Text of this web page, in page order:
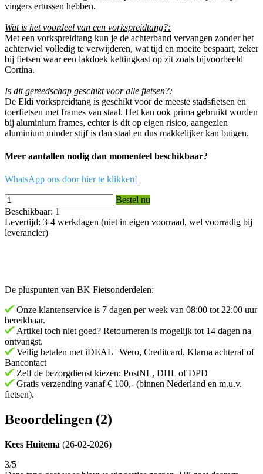
vingers ertussen hebben.
Wat is het voordeel van een vorkspreidtang?:
Met een vorkspreidtang kun je de achterband vervangen zonder het
achterwiel volledig te verwijderen, wat tijd en moeite bespaart, zeker
bij fietsen waar een lakdoek kettingkast op zit zoals bijvoorbeeld
Cortina.
Is dit gereedschap geschikt voor alle fietsen?:
De Eldi vorkspreidtang is geschikt voor de meeste stadsfietsen en
toerfietsen met frames van staal. Het kan ook prima gebruikt worden
bij aluminium frames, echter is dit op eigen risico, aangezien
aluminium minder stijf is dan staal en dus makkelijker kan buigen.
Meer aantallen nodig dan momenteel beschikbaar?
WhatsApp ons door hier te klikken!
Bestel nu
Beschikbaar: 1
Levertijd: 3-4 werkdagen (niet in eigen voorraad, wel voorradig bij
leverancier)
De pluspunten van BK Fietsonderdelen:
Onze klantenservice is 7 dagen per week van 08:00 tot 22:00 uur
bereikbaar.
Artikel toch niet goed? Retourneren is mogelijk tot 14 dagen na
ontvangst.
Veilig betalen met iDEAL | Wero, Creditcard, Klarna achteraf of
Bancontact
Zelf de bezorgdienst kiezen: PostNL, DHL of DPD
Gratis verzending vanaf € 100,- (binnen Nederland en m.u.v.
fietsen).
Beoordelingen (2)
Kees Huitema (26-02-2026)
3/5